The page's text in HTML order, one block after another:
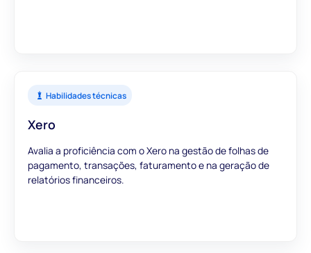
Habilidades técnicas
Xero
Avalia a proficiência com o Xero na gestão de folhas de
pagamento, transações, faturamento e na geração de
relatórios financeiros.